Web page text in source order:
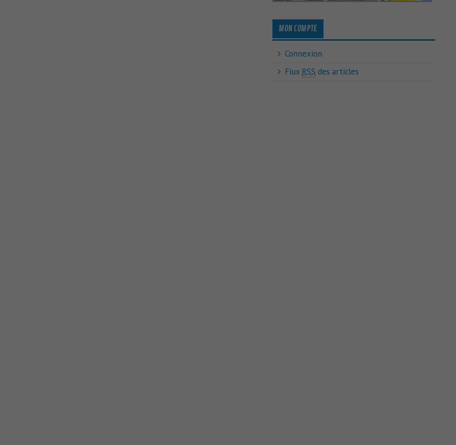
MON COMPTE
Connexion
Flux RSS des articles